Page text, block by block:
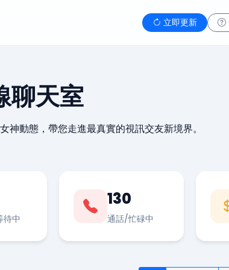
立即更新
聊天室
動態，帶您走進最真實的視訊交友新境界。
待中
130
通話/忙碌中